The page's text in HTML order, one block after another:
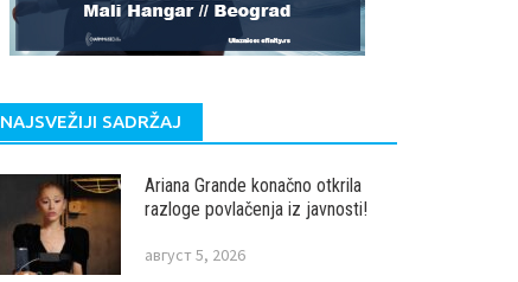
NAJSVEŽIJI SADRŽAJ
Ariana Grande konačno otkrila
razloge povlačenja iz javnosti!
август 5, 2026